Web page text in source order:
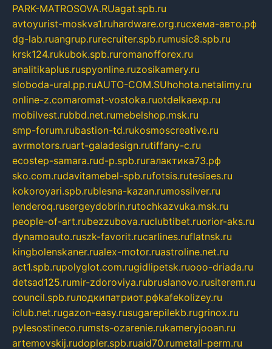
PARK-MATROSOVA.RUagat.spb.ru
avtoyurist-moskva1.ruhardware.org.ruсхема-авто.рф
dg-lab.ruangrup.rurecruiter.spb.rumusic8.spb.ru
krsk124.rukubok.spb.ruromanofforex.ru
analitikaplus.ruspyonline.ruzosikamery.ru
sloboda-ural.pp.ruAUTO-COM.SUhohota.netalimy.ru
online-z.comaromat-vostoka.ruotdelkaexp.ru
mobilvest.rubbd.net.rumebelshop.msk.ru
smp-forum.rubastion-td.rukosmoscreative.ru
avrmotors.ruart-galadesign.rutiffany-c.ru
ecostep-samara.rud-p.spb.ruгалактика73.рф
sko.com.rudavitamebel-spb.rufotsis.rutesiaes.ru
kokoroyari.spb.rublesna-kazan.rumossilver.ru
lenderoq.rusergeydobrin.rutochkazvuka.msk.ru
people-of-art.rubezzubova.ruclubtibet.ruorior-aks.ru
dynamoauto.ruszk-favorit.rucarlines.ruflatnsk.ru
kingbolenskaner.rualex-motor.ruastroline.net.ru
act1.spb.rupolyglot.com.rugidlipetsk.ruooo-driada.ru
detsad125.rumir-zdoroviya.rubruslanovo.rusiterem.ru
council.spb.ruлодкипатриот.рфkafekolizey.ru
iclub.net.rugazon-easy.rusugarepilekb.rugrinox.ru
pylesostineco.rumsts-ozarenie.rukameryjooan.ru
artemovskij.rudopler.spb.ruaid70.rumetall-perm.ru